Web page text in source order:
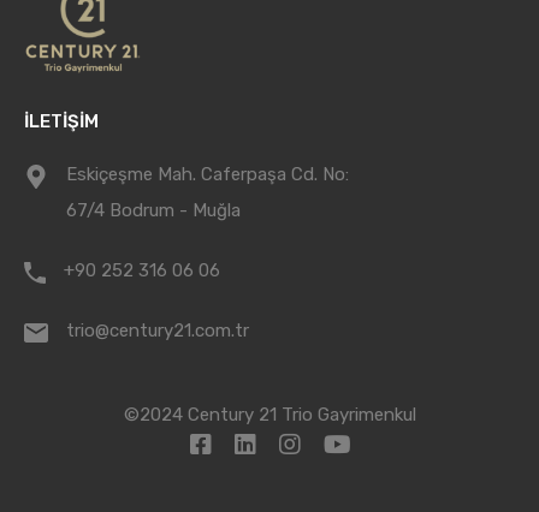
İLETİŞİM
Eskiçeşme Mah. Caferpaşa Cd. No:
67/4 Bodrum - Muğla
+90 252 316 06 06
trio@century21.com.tr
©2024 Century 21 Trio Gayrimenkul